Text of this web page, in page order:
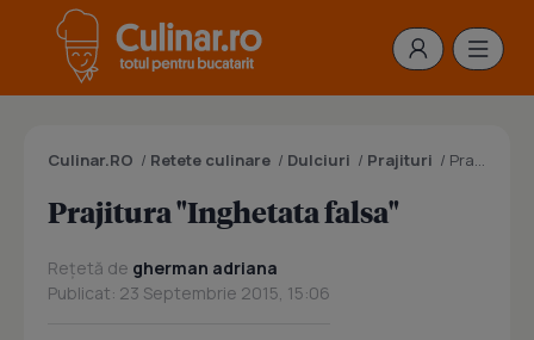
Culinar.RO / Retete culinare / Dulciuri / Prajituri / Prajitura "Inghetata falsa"
Prajitura "Inghetata falsa"
Rețetă de gherman adriana
Publicat: 23 Septembrie 2015, 15:06